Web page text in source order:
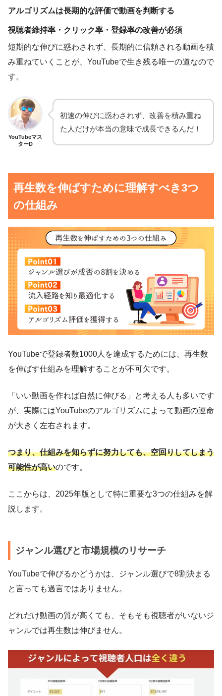
アルゴリズムは長期的な評価で動画を判断する
視聴者維持率・クリック率・登録率の改善が必須
短期的な伸びに惑わされず、長期的に信頼される動画を積
み重ねていくことが、YouTubeで生き残る唯一の道なので
す。
YouTubeマス
ターD
初速の伸びに惑わされず、改善を積み重ね
た人だけが本当の意味で成長できるんだ！
再生数を伸ばすために理解すべき3つ
の仕組み
YouTubeで登録者数1000人を達成するためには、再生数
を伸ばす仕組みを理解することが不可欠です。
「いい動画を作れば自然に伸びる」と考える人も多いです
が、実際にはYouTubeのアルゴリズムによって動画の運命
が大きく左右されます。
つまり、仕組みを知らずに努力しても、空回りしてしまう
可能性が高いのです。
ここからは、2025年版として特に重要な3つの仕組みを解
説します。
ジャンル選びと市場規模のリサーチ
YouTubeで伸びるかどうかは、ジャンル選びで8割決まる
と言っても過言ではありません。
どれだけ動画の質が高くても、そもそも視聴者がいないジ
ャンルでは再生数は伸びません。